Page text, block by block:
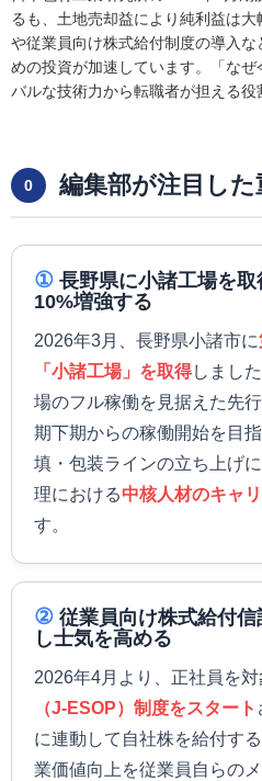
るも、土地売却益により純利益は
や従業員向け株式給付制度の導入
めの投資が加速しています。「な
バルな技術力から転職者が担える役
0 編集部が注目した
① 長野県に小諸工場を
10%増強する
2026年3月、長野県小諸市に
「小諸工場」を取得しまし
場のフル稼働を見据えた先
期下期からの稼働開始を目
填・包装ラインの立ち上げ
理における中核人材のキャ
す。
② 従業員向け株式給付
し士気を高める
2026年4月より、正社員を対
（J-ESOP）制度をスタート
に連動して自社株を給付す
業価値向上を従業員自らの